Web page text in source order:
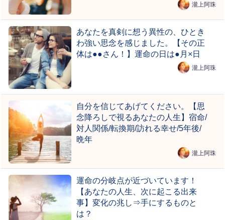
瀧上阿珠
あなたを真剣に想う異性の、ひとき
わ強い思念を感じました。【その正
体は●●さん！】運命の日は●月×日
瀧上阿珠
自分を信じてあげてください。【思
念降ろしで視るあなたの人生】宿命/
対人関係/転換期/訪れる幸せ/5年後/
晩年
瀧上阿珠
運命の分岐点が近づいています！
【あなたの人生、次に起こる出来
事】変化の兆し⇒手にするものと
は？